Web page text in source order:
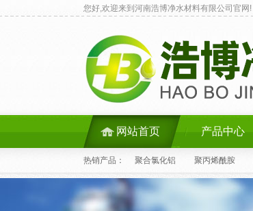
您好,欢迎来到河南浩博净水材料有限公司官网!
网站首页 产品中心
热销产品： 聚合氯化铝 聚丙烯酰胺